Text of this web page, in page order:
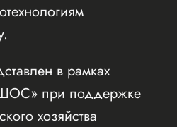
в рамках
при поддержке
хозяйства